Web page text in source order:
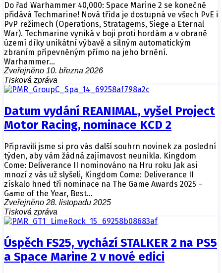
Do řad Warhammer 40,000: Space Marine 2 se konečně
přidává Techmarine! Nová třída je dostupná ve všech PvE i
PvP režimech (Operations, Stratagems, Siege a Eternal
War). Techmarine vyniká v boji proti hordám a v obraně
území díky unikátní výbavě a silným automatickým
zbraním připevněným přímo na jeho brnění.
Warhammer…
Zveřejněno 10. března 2026
Tisková zpráva
Datum vydání REANIMAL, vyšel Project
Motor Racing, nominace KCD 2
Připravili jsme si pro vás další souhrn novinek za poslední
týden, aby vám žádná zajímavost neunikla. Kingdom
Come: Deliverance II nominováno na Hru roku Jak asi
mnozí z vás už slyšeli, Kingdom Come: Deliverance II
získalo hned tři nominace na The Game Awards 2025 –
Game of the Year, Best…
Zveřejněno 28. listopadu 2025
Tisková zpráva
Úspěch FS25, vychází STALKER 2 na PS5
a Space Marine 2 v nové edici